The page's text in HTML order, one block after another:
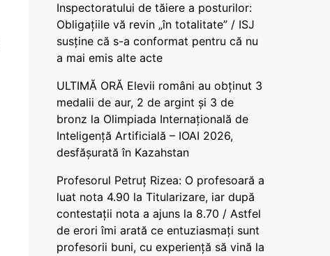
Inspectoratului de tăiere a posturilor:
Obligațiile vă revin „în totalitate” / ISJ
susține că s-a conformat pentru că nu
a mai emis alte acte
ULTIMĂ ORĂ Elevii români au obținut 3
medalii de aur, 2 de argint și 3 de
bronz la Olimpiada Internațională de
Inteligență Artificială – IOAI 2026,
desfășurată în Kazahstan
Profesorul Petruț Rizea: O profesoară a
luat nota 4.90 la Titularizare, iar după
contestații nota a ajuns la 8.70 / Astfel
de erori îmi arată ce entuziasmați sunt
profesorii buni, cu experiență să vină la